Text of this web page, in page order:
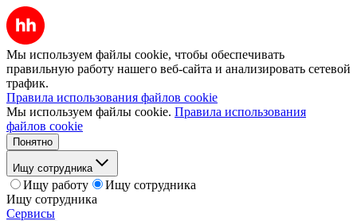
Мы используем файлы cookie, чтобы обеспечивать
правильную работу нашего веб-сайта и анализировать сетевой
трафик.
Правила использования файлов cookie
Мы используем файлы cookie. Правила использования
файлов cookie
Понятно
Ищу сотрудника
Ищу работу
Ищу сотрудника
Ищу сотрудника
Сервисы